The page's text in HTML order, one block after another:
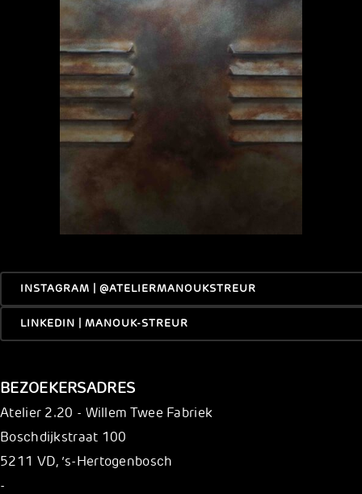
INSTAGRAM | @ATELIERMANOUKSTREUR
LINKEDIN | MANOUK-STREUR
BEZOEKERSADRES
Atelier 2.20 - Willem Twee Fabriek
Boschdijkstraat 100
5211 VD, ’s-Hertogenbosch
-